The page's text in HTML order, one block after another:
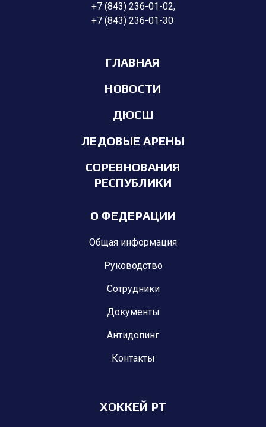
+7 (843) 236-01-02,
+7 (843) 236-01-30
ГЛАВНАЯ
НОВОСТИ
ДЮСШ
ЛЕДОВЫЕ АРЕНЫ
СОРЕВНОВАНИЯ
РЕСПУБЛИКИ
О ФЕДЕРАЦИИ
Общая информация
Руководство
Сотрудники
Документы
Антидопинг
Контакты
ХОККЕЙ РТ